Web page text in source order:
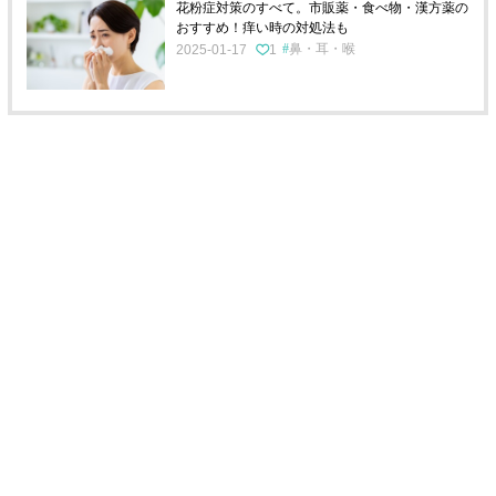
花粉症対策のすべて。市販薬・食べ物・漢方薬の
おすすめ！痒い時の対処法も
2025-01-17
1 鼻・耳・喉